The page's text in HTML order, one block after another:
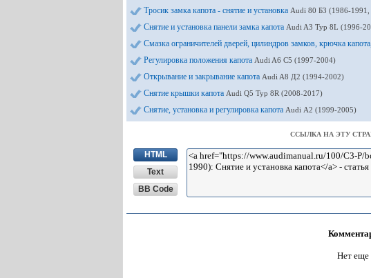
Тросик замка капота - снятие и установка Audi 80 Б3 (1986-1991,
Снятие и установка панели замка капота Audi A3 Typ 8L (1996-
Смазка ограничителей дверей, цилиндров замков, крючка
Регулировка положения капота Audi A6 С5 (1997-2004)
Открывание и закрывание капота Audi A8 Д2 (1994-2002)
Снятие крышки капота Audi Q5 Typ 8R (2008-2017)
Снятие, установка и регулировка капота Audi А2 (1999-2005)
ССЫЛКА НА ЭТУ
HTML
Text
BB Code
Нет еще